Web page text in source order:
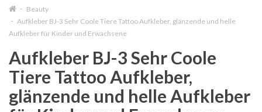
Beauty
Aufkleber BJ-3 Sehr Coole Tiere Tattoo Aufkleber, glänzende und helle
Aufkleber für Kinder und Erwachsene
Aufkleber BJ-3 Sehr Coole
Tiere Tattoo Aufkleber,
glänzende und helle Aufkleber